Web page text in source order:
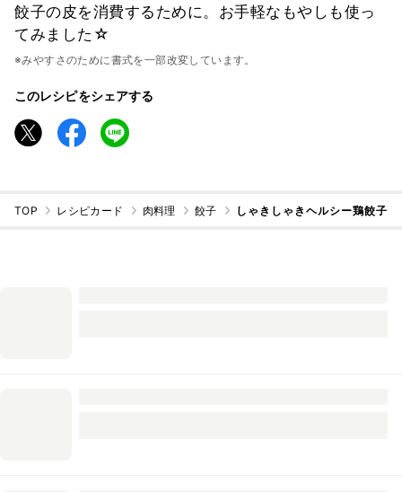
餃子の皮を消費するために。お手軽なもやしも使っ
てみました☆
※みやすさのために書式を一部改変しています。
このレシピをシェアする
TOP レシピカード 肉料理 餃子 しゃきしゃきヘルシー鶏餃子